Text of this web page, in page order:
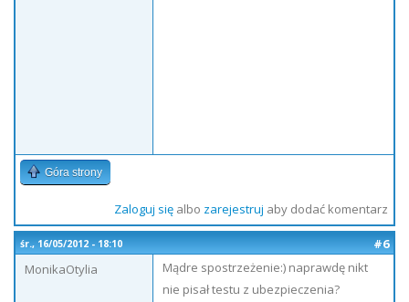
Góra strony
Zaloguj sięalbo zarejestruj aby dodać komentarz
śr., 16/05/2012 - 18:10
#6
MonikaOtylia
Mądre spostrzeżenie:) naprawdę nikt
nie pisał testu z ubezpieczenia?